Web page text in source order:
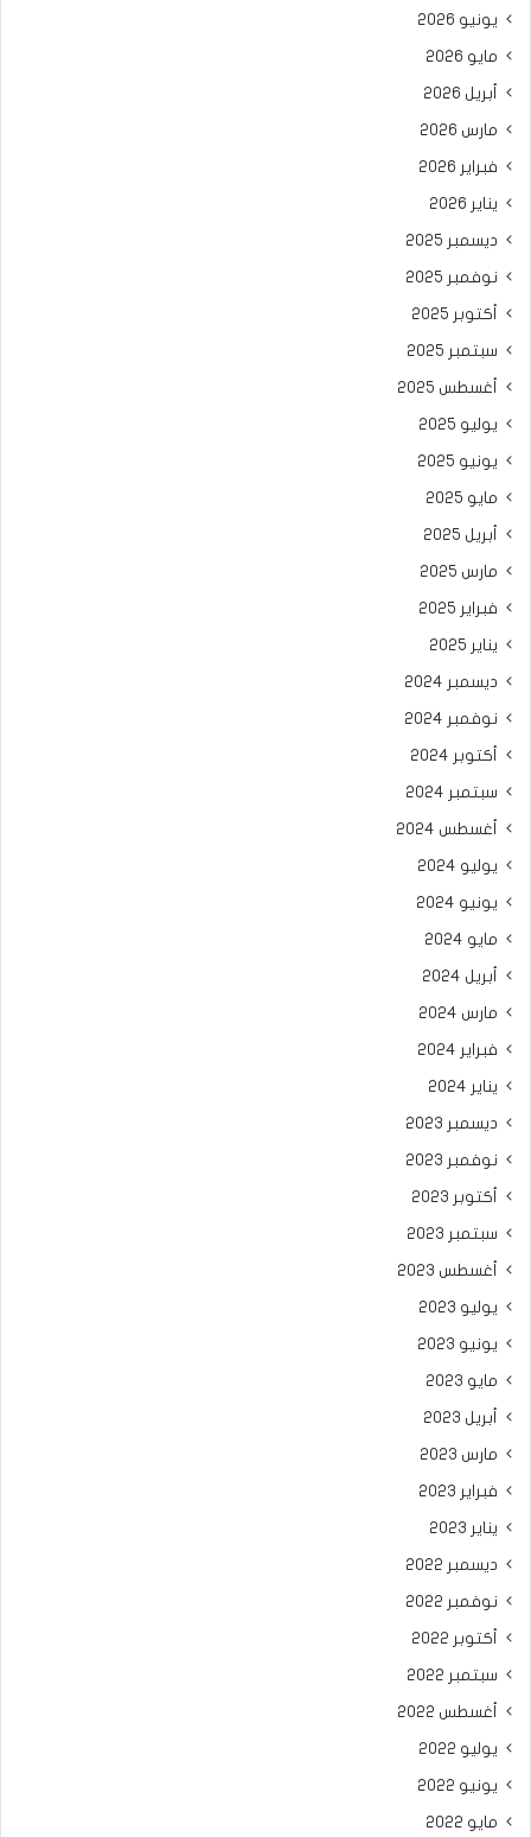
يونيو 2026
مايو 2026
أبريل 2026
مارس 2026
فبراير 2026
يناير 2026
ديسمبر 2025
نوفمبر 2025
أكتوبر 2025
سبتمبر 2025
أغسطس 2025
يوليو 2025
يونيو 2025
مايو 2025
أبريل 2025
مارس 2025
فبراير 2025
يناير 2025
ديسمبر 2024
نوفمبر 2024
أكتوبر 2024
سبتمبر 2024
أغسطس 2024
يوليو 2024
يونيو 2024
مايو 2024
أبريل 2024
مارس 2024
فبراير 2024
يناير 2024
ديسمبر 2023
نوفمبر 2023
أكتوبر 2023
سبتمبر 2023
أغسطس 2023
يوليو 2023
يونيو 2023
مايو 2023
أبريل 2023
مارس 2023
فبراير 2023
يناير 2023
ديسمبر 2022
نوفمبر 2022
أكتوبر 2022
سبتمبر 2022
أغسطس 2022
يوليو 2022
يونيو 2022
مايو 2022